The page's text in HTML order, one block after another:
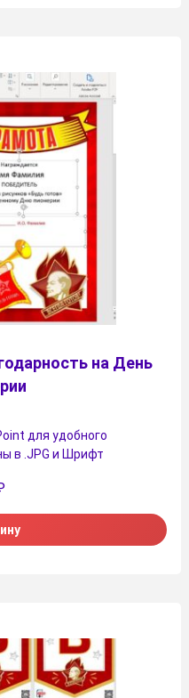
на День
для удобного
в .JPG и Шрифт